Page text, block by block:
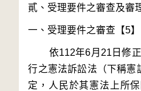
行之憲法訴訟法（下稱憲
定，人民於其憲法上所